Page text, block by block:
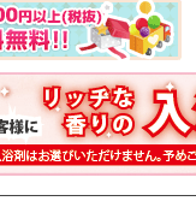
MMさん